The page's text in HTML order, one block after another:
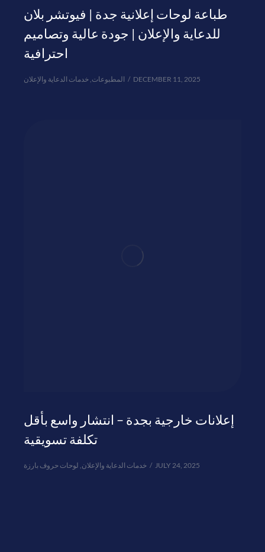
طباعة لوحات إعلانية جدة | فيوتشر بلان
للدعاية والإعلان | جودة عالية وتصاميم
احترافية
المطبوعات خدمات الدعاية والإعلان DECEMBER 11, 2025
إعلانات خارجية بجدة – انتشار واسع بأقل
تكلفة تسويقية
خدمات الدعاية والإعلان لوحات حروف بارزة JULY 24, 2025